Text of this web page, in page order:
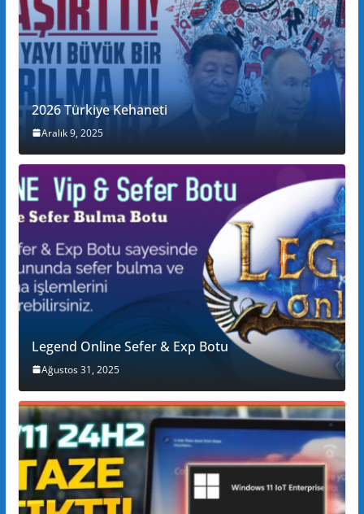
2026 Türkiye Kehaneti
Aralık 9, 2025
Legend Online Sefer & Exp Botu
Ağustos 31, 2025